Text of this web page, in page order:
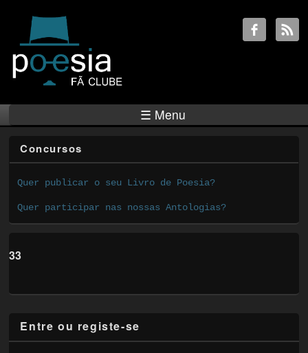
☰ Menu
Concursos
Quer publicar o seu Livro de Poesia?
Quer participar nas nossas Antologias?
33
Entre ou registe-se